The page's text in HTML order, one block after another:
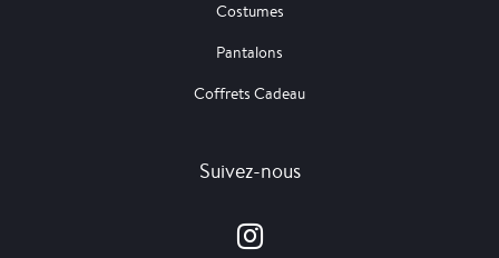
Costumes
Pantalons
Coffrets Cadeau
Suivez-nous